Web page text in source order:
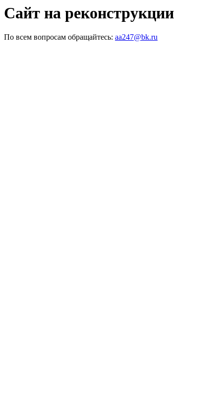
Сайт на реконструкции
По всем вопросам обращайтесь: aa247@bk.ru